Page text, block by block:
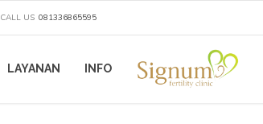
CALL US 081336865595
LAYANAN INFO